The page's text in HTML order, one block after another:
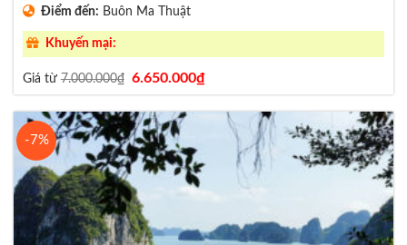
Điểm đến: Buôn Ma Thuật
Khuyến mại:
Giá từ7.000.000₫
Giá
gốc
là:
7.000.000₫.
6.650.000₫Giá
hiện
tại
là:
6.650.000₫.
-7%